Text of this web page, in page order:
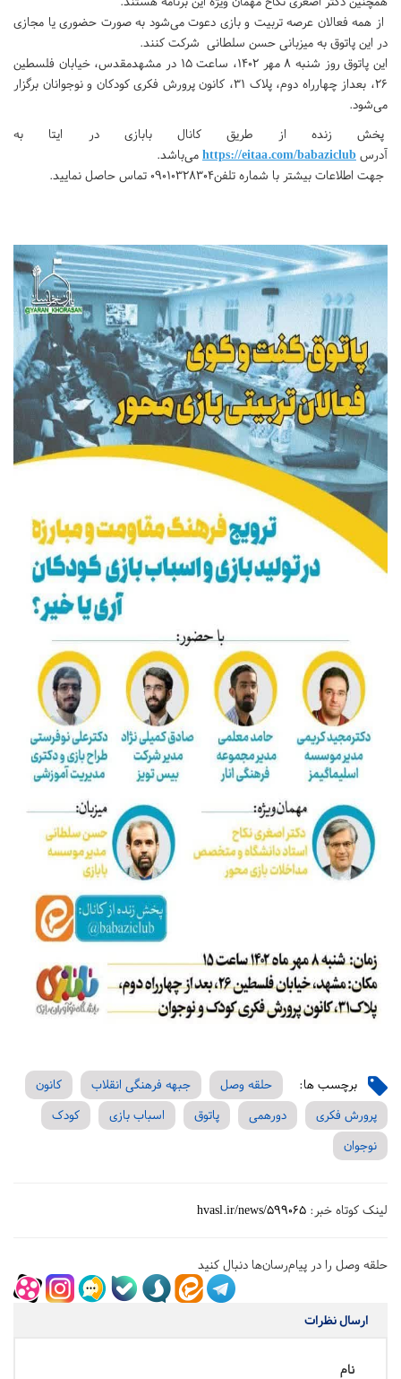
از همه فعالان عرصه تربیت و بازی دعوت می‌شود به صورت حضوری یا مجازی
در این پاتوق به میزبانی حسن سلطانی شرکت کنند.
این پاتوق روز شنبه ۸ مهر ۱۴۰۲، ساعت ۱۵ در مشهدمقدس، خیابان فلسطین
۲۶، بعداز چهارراه دوم، پلاک ۳۱، کانون پرورش فکری کودکان و نوجوانان برگزار
می‌شود.
پخش زنده از طریق کانال بابازی در ایتا به
آدرس https://eitaa.com/babaziclub می‌باشد.
جهت اطلاعات بیشتر با شماره تلفن۰۹۰۱۰۳۲۸۳۰۴ تماس حاصل نمایید.
برچسب ها: حلقه وصل جبهه فرهنگی انقلاب
کانون
پرورش فکری
دورهمی پاتوق اسباب بازی
کودک
نوجوان
لینک کوتاه خبر: hvasl.ir/news/599065
حلقه وصل را در پیام‌رسان‌ها دنبال کنید
ارسال نظرات
نام